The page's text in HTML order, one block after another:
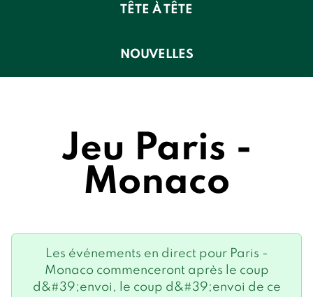
TÊTE À TÊTE
NOUVELLES
Jeu Paris -
Monaco
Les événements en direct pour Paris -
Monaco commenceront après le coup
d&#39;envoi, le coup d&#39;envoi de ce